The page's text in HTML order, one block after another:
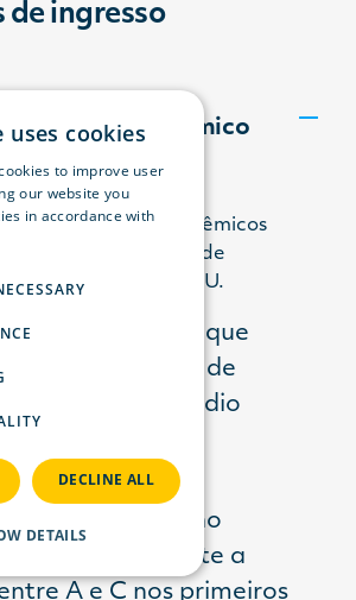
de ingresso
ingresso acadêmico
os requisitos acadêmicos
no Programa Anual de
Internacional da DCU.
alunos terão que
um certificado de
do Ensino Médio
gerais no
Médio equivalente a
A e C nos primeiros
uses cookies
to improve user
our website you
in accordance with
DECLINE ALL
DETAILS